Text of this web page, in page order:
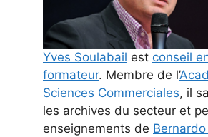
Yves Soulabail est conseil
formateur. Membre de l’
Sciences Commerciales, il
les archives du secteur et
enseignements de